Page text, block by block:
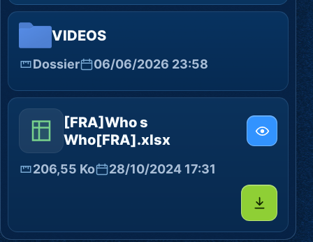
VIDEOS
Dossier 06/06/2026 23:58
[FRA]Who s
Who[FRA].xlsx
206,55 Ko 28/10/2024 17:31